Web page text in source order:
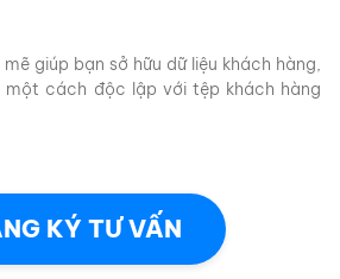
giúp bạn sở hữu dữ liệu khách hàng,
một cách độc lập với tệp khách hàng
KÝ TƯ VẤN